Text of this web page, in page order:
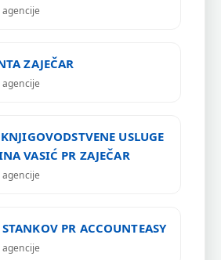
agencije
ZAJEČAR
agencije
USLUGE
VASIĆ PR ZAJEČAR
agencije
PR ACCOUNTEASY
agencije